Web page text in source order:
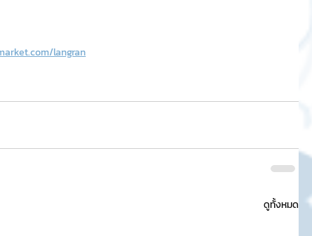
langran
ดูทั้งหมด